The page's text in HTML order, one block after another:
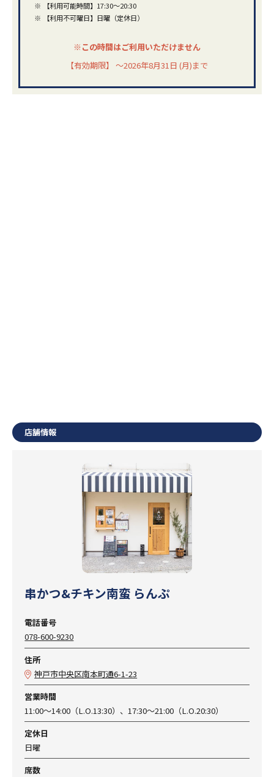
※
【利用可能時間】17:30〜20:30
※
【利用不可曜日】日曜（定休日）
※この時間はご利用いただけません
【有効期限】 ～2026年8月31日 (月)まで
店舗情報
串かつ&チキン南蛮 らんぷ
電話番号
078-600-9230
住所
神戸市中央区南本町通6-1-23
営業時間
11:00～14:00（L.O.13:30）、17:30～21:00（L.O.20:30）
定休日
日曜
席数